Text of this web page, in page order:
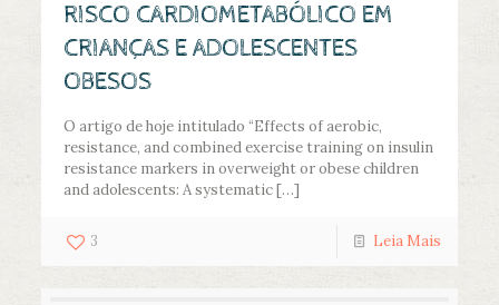
RISCO CARDIOMETABÓLICO EM
CRIANÇAS E ADOLESCENTES
OBESOS
O artigo de hoje intitulado “Effects of aerobic,
resistance, and combined exercise training on insulin
resistance markers in overweight or obese children
and adolescents: A systematic[…]
3 Leia Mais